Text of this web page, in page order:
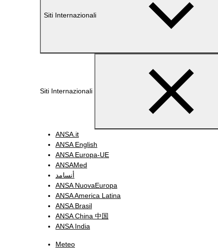
Siti Internazionali
Siti Internazionali
ANSA.it
ANSA English
ANSA Europa-UE
ANSAMed
أنسامد
ANSA NuovaEuropa
ANSA America Latina
ANSA Brasil
ANSA China 中国
ANSA India
Meteo